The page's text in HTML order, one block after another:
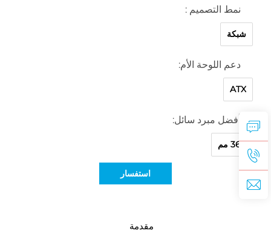
نمط التصميم :
شبكة
دعم اللوحة الأم:
ATX
أفضل مبرد سائل:
360 مم
استفسار
مقدمة